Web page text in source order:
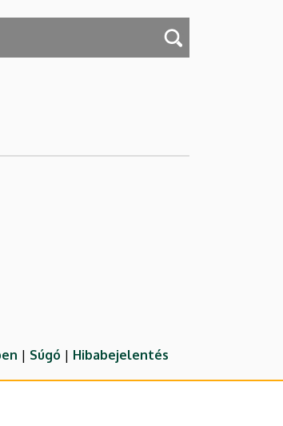
| Súgó | Hibabejelentés